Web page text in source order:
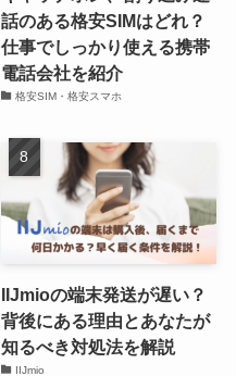
話のある格安SIMはどれ？
仕事でしっかり使える携帯
電話会社を紹介
格安SIM・格安スマホ
IIJmioの端末発送が遅い？
背後にある理由とあなたが
知るべき対処法を解説
IIJmio